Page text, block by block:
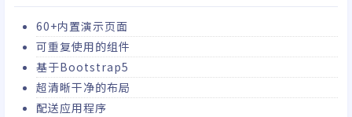
60+内置演示页面
可重复使用的组件
基于Bootstrap5
超清晰干净的布局
配送应用程序